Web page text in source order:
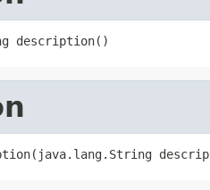
description()